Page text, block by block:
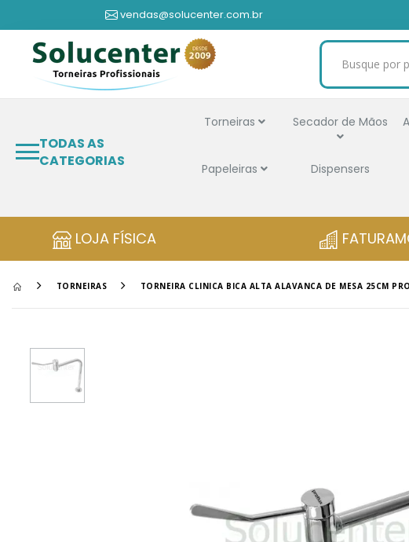
vendas@solucenter.com.br
TODAS AS
CATEGORIAS
Torneiras Secador de Mãos
Papeleiras Dispensers
LOJA FÍSICA
TORNEIRAS TORNEIRA CLINICA BICA ALTA ALAVANCA DE MESA 25CM